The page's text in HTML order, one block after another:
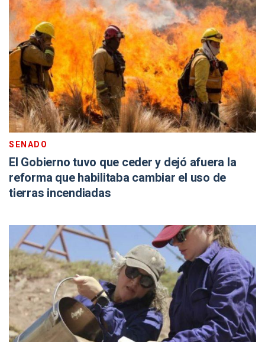
SENADO
El Gobierno tuvo que ceder y dejó afuera la
reforma que habilitaba cambiar el uso de
tierras incendiadas